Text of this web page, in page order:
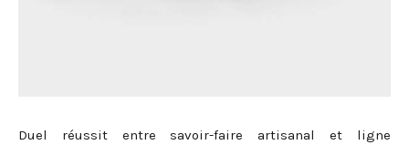
Duel réussit entre savoir-faire artisanal et ligne